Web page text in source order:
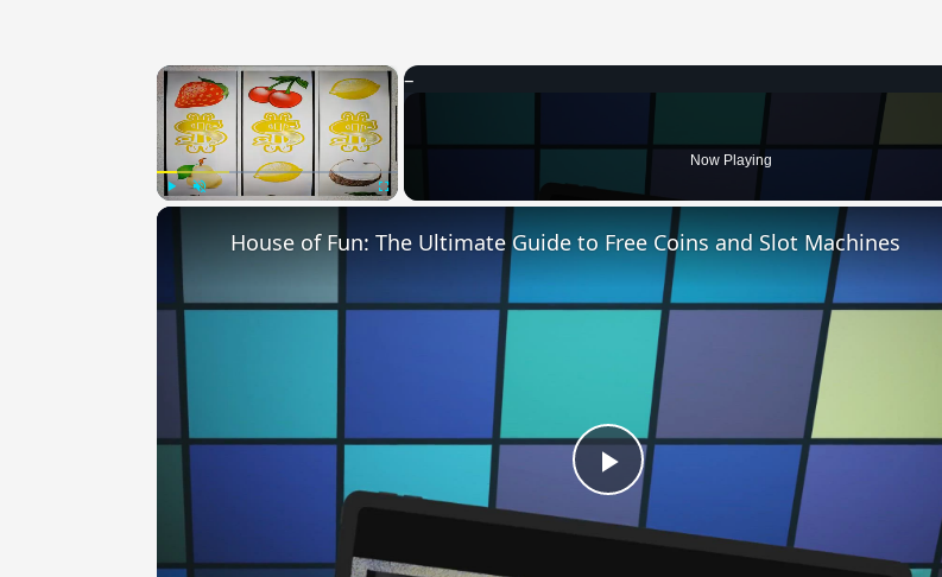
×
Now Playing
Play
House of Fun: The Ultimate Guide to Free Coins and Slot Machines